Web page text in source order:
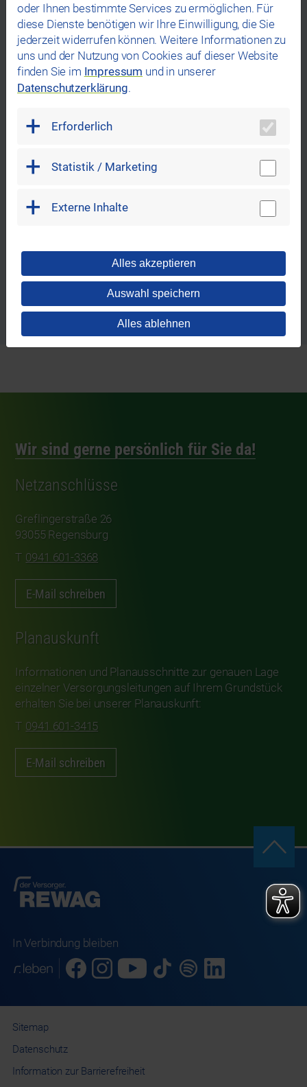
Weitere Themen,
die Sie interessieren könnten
REWAG Bonuswelt
Wir sind gerne persönlich für Sie da!
Netzanschlüsse
Greflingerstraße 26
93055 Regensburg
0941 601-3368
E-Mail schreiben
Planauskunft
Informationen und Planausschnitte zur genauen Lage
einzelner Versorgungsleitungen auf Ihrem Grundstück
erhalten Sie bei unserer Planauskunft:
0941 601-3415
E-Mail schreiben
In Verbindung bleiben
Sitemap
Datenschutz
Information zur Barrierefreiheit
oder Ihnen bestimmte Services zu ermöglichen. Für
diese Dienste benötigen wir Ihre Einwilligung, die Sie
jederzeit widerrufen können. Weitere Informationen zu
uns und der Nutzung von Cookies auf dieser Website
finden Sie im Impressum und in unserer
Datenschutzerklärung.
Erforderlich
Statistik / Marketing
Externe Inhalte
Alles akzeptieren
Auswahl speichern
Alles ablehnen